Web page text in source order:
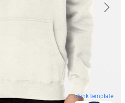
blank template